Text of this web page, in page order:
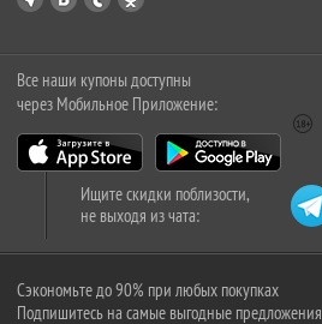
Все наши купоны доступны
через Мобильное Приложение:
Ищите скидки поблизости,
не выходя из чата:
Сэкономьте до 90% при любых покупках
Подпишитесь на самые выгодные предложения